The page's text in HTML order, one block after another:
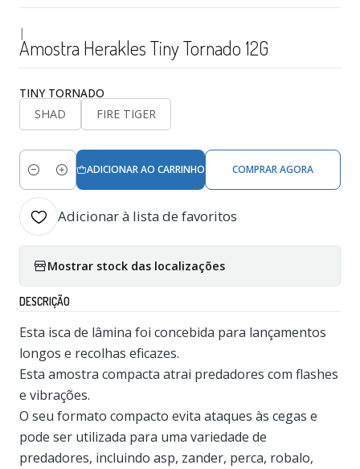
|
Amostra Herakles Tiny Tornado 12G
TINY TORNADO
SHAD
FIRE TIGER
Quantidade
ADICIONAR AO CARRINHO COMPRAR AGORA
Adicionar à lista de favoritos
Mostrar stock das localizações
DESCRIÇÃO
Esta isca de lâmina foi concebida para lançamentos
longos e recolhas eficazes.
Esta amostra compacta atrai predadores com flashes
e vibrações.
O seu formato compacto evita ataques às cegas e
pode ser utilizada para uma variedade de
predadores, incluindo asp, zander, perca, robalo,